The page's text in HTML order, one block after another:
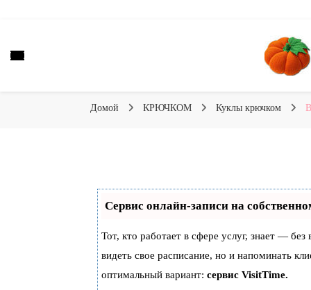
Тыква: Вяжем игрушки
Домой КРЮЧКОМ Куклы крючком
Сервис онлайн-записи на
Тот, кто работает в сфере услуг, знает —
видеть свое расписание, но и напоминать
оптимальный вариант: сервис VisitTime.